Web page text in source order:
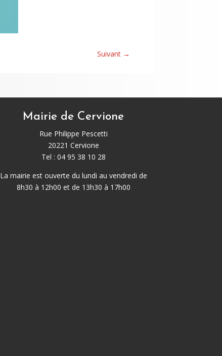
Suivant→
Mairie de Cervione
Rue Philippe Pescetti
20221 Cervione
Tel : 04 95 38 10 28
La mairie est ouverte du lundi au vendredi de
8h30 à 12h00 et de 13h30 à 17h00